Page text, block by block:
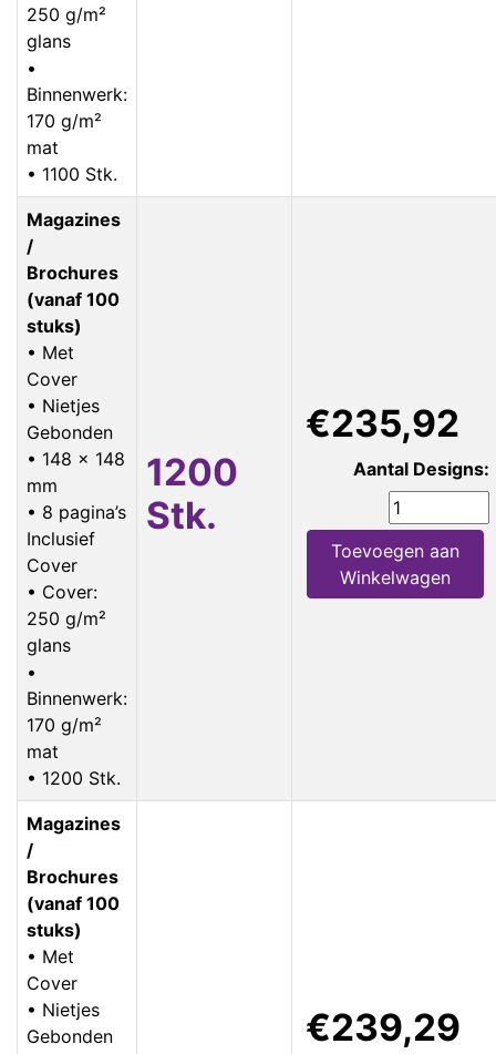
250 g/m²
glans
•
Binnenwerk:
170 g/m²
mat
• 1100 Stk.
Magazines
/
Brochures
(vanaf 100
stuks)
• Met
Cover
• Nietjes
Gebonden
• 148 x 148
mm
• 8 pagina’s
Inclusief
Cover
• Cover:
250 g/m²
glans
•
Binnenwerk:
170 g/m²
mat
• 1200 Stk.
1200
Stk.
€235,92
Aantal Designs:
Toevoegen aan
Winkelwagen
Magazines
/
Brochures
(vanaf 100
stuks)
• Met
Cover
• Nietjes
Gebonden
€239,29